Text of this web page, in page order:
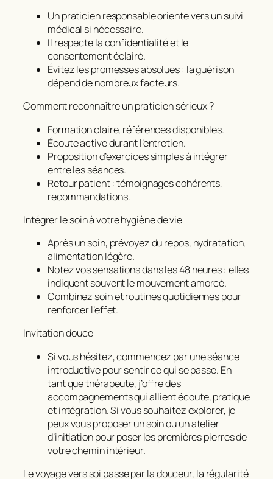
Un praticien responsable oriente vers un suivi
médical si nécessaire.
Il respecte la confidentialité et le
consentement éclairé.
Évitez les promesses absolues : la guérison
dépend de nombreux facteurs.
Comment reconnaître un praticien sérieux ?
Formation claire, références disponibles.
Écoute active durant l’entretien.
Proposition d’exercices simples à intégrer
entre les séances.
Retour patient : témoignages cohérents,
recommandations.
Intégrer le soin à votre hygiène de vie
Après un soin, prévoyez du repos, hydratation,
alimentation légère.
Notez vos sensations dans les 48 heures : elles
indiquent souvent le mouvement amorcé.
Combinez soin et routines quotidiennes pour
renforcer l’effet.
Invitation douce
Si vous hésitez, commencez par une séance
introductive pour sentir ce qui se passe. En
tant que thérapeute, j’offre des
accompagnements qui allient écoute, pratique
et intégration. Si vous souhaitez explorer, je
peux vous proposer un soin ou un atelier
d’initiation pour poser les premières pierres de
votre chemin intérieur.
Le voyage vers soi passe par la douceur, la régularité